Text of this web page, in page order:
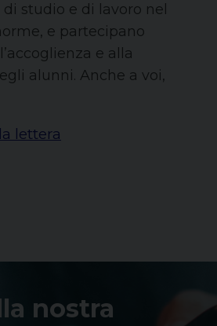
studio e di lavoro nel
e partecipano
e alla
alunni. Anche a voi,
lettera
nostra